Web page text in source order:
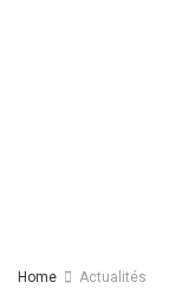
Home Actualités